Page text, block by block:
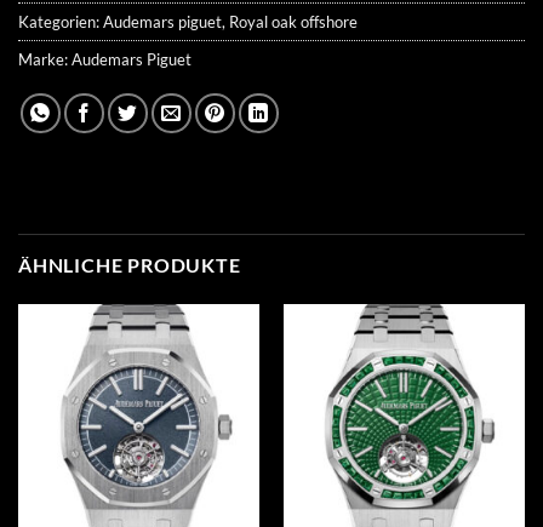
Kategorien:Audemars piguet, Royal oak offshore
Marke:Audemars Piguet
ÄHNLICHE PRODUKTE